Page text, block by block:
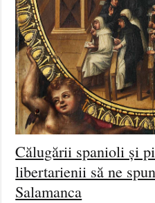
Călugării spanioli și
libertarienii să ne
Salamanca